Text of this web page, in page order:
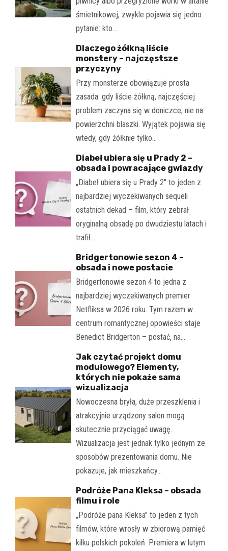
śmietnikowej, zwykle pojawia się jedno
pytanie: kto…
Dlaczego żółkną liście
monstery – najczęstsze
przyczyny
Przy monsterze obowiązuje prosta
zasada: gdy liście żółkną, najczęściej
problem zaczyna się w doniczce, nie na
powierzchni blaszki. Wyjątek pojawia się
wtedy, gdy żółknie tylko…
Diabeł ubiera się u Prady 2 –
obsada i powracające gwiazdy
„Diabeł ubiera się u Prady 2" to jeden z
najbardziej wyczekiwanych sequeli
ostatnich dekad – film, który zebrał
oryginalną obsadę po dwudziestu latach i
trafił…
Bridgertonowie sezon 4 –
obsada i nowe postacie
Bridgertonowie sezon 4 to jedna z
najbardziej wyczekiwanych premier
Netfliksa w 2026 roku. Tym razem w
centrum romantycznej opowieści staje
Benedict Bridgerton – postać, na…
Jak czytać projekt domu
modułowego? Elementy,
których nie pokaże sama
wizualizacja
Nowoczesna bryła, duże przeszklenia i
atrakcyjnie urządzony salon mogą
skutecznie przyciągać uwagę.
Wizualizacja jest jednak tylko jednym ze
sposobów prezentowania domu. Nie
pokazuje, jak mieszkańcy…
Podróże Pana Kleksa – obsada
filmu i role
„Podróże pana Kleksa" to jeden z tych
filmów, które wrosły w zbiorową pamięć
kilku polskich pokoleń. Premiera w lutym